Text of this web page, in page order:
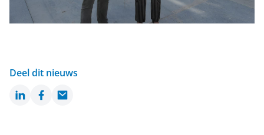
Deel dit nieuws
LinkedInFacebook
Email